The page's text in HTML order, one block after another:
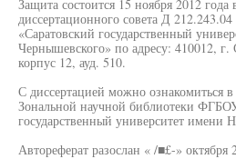
Защита состоится 15 ноября 2012 года
диссертационного совета Д
«Саратовский государственный
Чернышевского» по адресу: 410012, г.
корпус 12, ауд. 510.
С диссертацией можно ознакомиться
Зональной научной библиотеки
государственный университет имени
Автореферат разослан « /■£-» октября